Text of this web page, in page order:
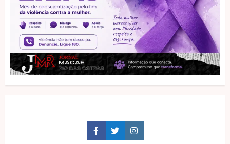
FacebookTwitterInstagram